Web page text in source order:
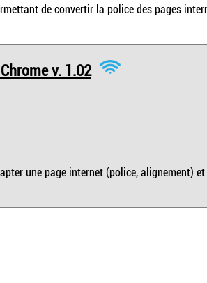
de convertir la police des pages
v. 1.02
une page internet (police, alignement)